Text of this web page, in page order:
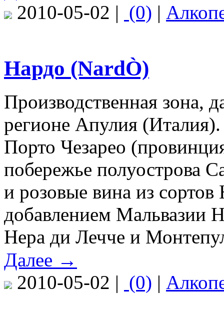
2010-05-02 | (0) |
Нардо (NardÒ)
Производственная зона,
регионе Апулия
Порто Чезарео
побережье полуострова
и розовые вина из
добавлением Мальвазии
Нера ди Лечче и
Далее →
2010-05-02 | (0) |